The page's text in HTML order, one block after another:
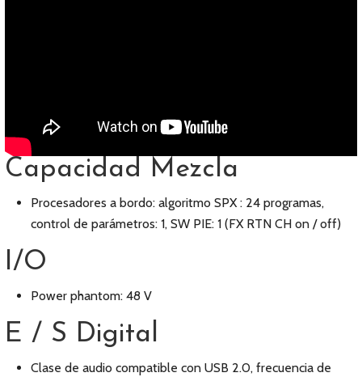
Capacidad Mezcla
Procesadores a bordo: algoritmo SPX : 24 programas,
control de parámetros: 1, SW PIE: 1 (FX RTN CH on / off)
I/O
Power phantom: 48 V
E / S Digital
Clase de audio compatible con USB 2.0, frecuencia de